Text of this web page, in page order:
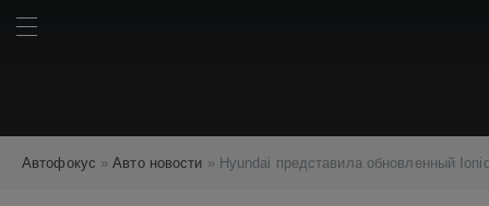
Автофокус »Авто новости » Hyundai представила обновленный